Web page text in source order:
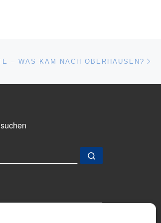
– WAS KAM NACH OBERHAUSEN?